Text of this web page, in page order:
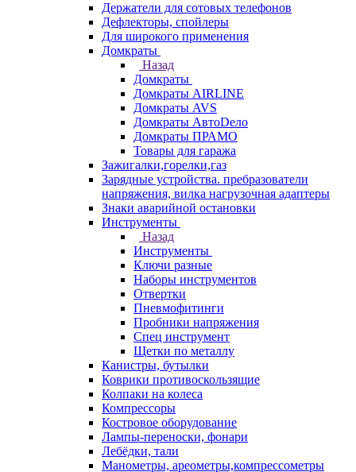
Держатели для сотовых телефонов
Дефлекторы, спойлеры
Для широкого применения
Домкраты
Назад
Домкраты
Домкраты AIRLINE
Домкраты AVS
Домкраты АвтоDело
Домкраты ПРАМО
Товары для гаража
Зажигалки,горелки,газ
Зарядные устройства. пребразователи
напряжения, вилка нагрузочная адаптеры
Знаки аварийной остановки
Инструменты
Назад
Инструменты
Ключи разные
Наборы инструментов
Отвертки
Пневмофитинги
Пробники напряжения
Спец инструмент
Щетки по металлу
Канистры, бутылки
Коврики противоскользящие
Колпаки на колеса
Компрессоры
Костровое оборудование
Лампы-переноски, фонари
Лебёдки, тали
Манометры, ареометры,компрессометры